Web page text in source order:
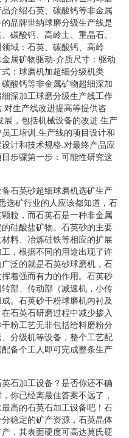
介绍石英、碳酸钙等非金属
品牌世纳球磨分级生产线是
碳酸钙、高岭土、重晶石、
域：石英、碳酸钙、高岭
属矿物驱动-介质尺寸：驱动
：球磨机加超细分级机类
酸钙等非金属矿物超细深加
深加工球磨分级生产线工作
生产线改进提高等提供咨
展，包括机械设备的改进.生产
工培训.生产线的项目设计和
计和技术规格.对最终产品应
步骤第一步：可能性研究这
石英砂超细球磨机选矿生产
选矿行业的人应该都知道，石
粒，而石英石是一种非金属
硅酸盐矿物。石英砂的主要
料、冶炼硅铁等相应的扩展
，根据不同的用途出现了许
泛的就是石英砂球磨机，石
着强而有力的作用。石英砂
部、传动部（减速机，小传
。石英砂干粉球磨机内衬及
石英石研磨过程中减少掺入
粉工艺无非包括给料磨粉分
分级机等设备，整个工艺配
备个工人即可完成整条生产
石加工设备？是否你还不确
你已经离最佳答案不远了，
高的石英石加工设备吧！石
稳定的矿产资源，石英晶体
，其表面硬度可高达莫氏硬